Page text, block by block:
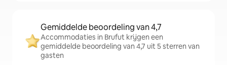
Gemiddelde beoordeling van 4,7
Accommodaties in Brufut krijgen een
gemiddelde beoordeling van 4,7 uit 5 sterren van
gasten